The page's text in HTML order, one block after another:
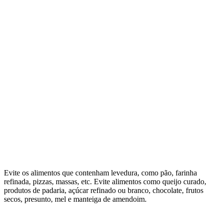
Evite os alimentos que contenham levedura, como pão, farinha
refinada, pizzas, massas, etc. Evite alimentos como queijo curado,
produtos de padaria, açúcar refinado ou branco, chocolate, frutos
secos, presunto, mel e manteiga de amendoim.